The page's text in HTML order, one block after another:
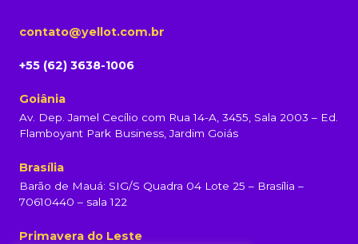
contato@yellot.com.br
+55 (62) 3638-1006
Goiânia
Av. Dep. Jamel Cecílio com Rua 14-A, 3455, Sala 2003 – Ed.
Flamboyant Park Business, Jardim Goiás
Brasília
Barão de Mauá: SIG/S Quadra 04 Lote 25 – Brasília –
70610440 – sala 122
Primavera do Leste